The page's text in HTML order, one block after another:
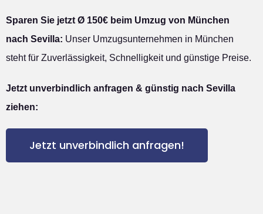
Sparen Sie jetzt Ø 150€ beim Umzug von München
nach Sevilla: Unser Umzugsunternehmen in München
steht für Zuverlässigkeit, Schnelligkeit und günstige Preise.
Jetzt unverbindlich anfragen & günstig nach Sevilla
ziehen:
Jetzt unverbindlich anfragen!